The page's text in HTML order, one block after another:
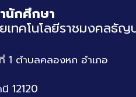
กศึกษา
เทคโนโลยีราชมงคลธัญ
1 ตำบลคลองหก อำเภอ
12120